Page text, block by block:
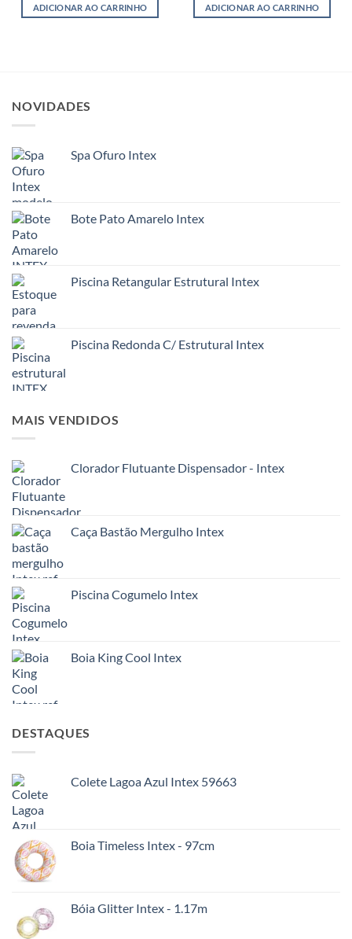
ADICIONAR AO CARRINHO ADICIONAR AO CARRINHO
NOVIDADES
Spa Ofuro Intex
Bote Pato Amarelo Intex
Piscina Retangular Estrutural Intex
Piscina Redonda C/ Estrutural Intex
MAIS VENDIDOS
Clorador Flutuante Dispensador - Intex
Caça Bastão Mergulho Intex
Piscina Cogumelo Intex
Boia King Cool Intex
DESTAQUES
Colete Lagoa Azul Intex 59663
Boia Timeless Intex - 97cm
Bóia Glitter Intex - 1.17m